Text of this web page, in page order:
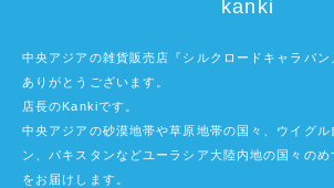
kanki
中央アジアの雑貨販売店『シルクロードキャラバン
ありがとうございます。
店長のKankiです。
中央アジアの砂漠地帯や草原地帯の国々、ウイグル
ン、パキスタンなどユーラシア大陸内地の国々の
をお届けします。